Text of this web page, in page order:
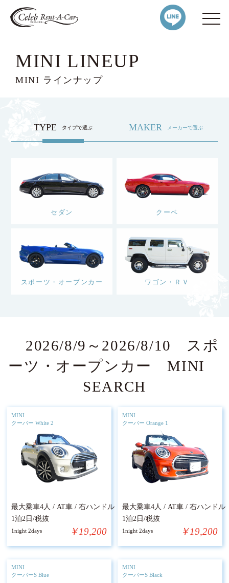
MINI LINEUP
MINI ラインナップ
TYPE タイプで選ぶ MAKER メーカーで選ぶ
セダン クーペ
スポーツ・オープンカー ワゴン・ＲＶ
2026/8/9～2026/8/10 スポ
ーツ・オープンカー MINI
SEARCH
MINI
クーパー White 2
最大乗車4人 / AT車 / 右ハンドル
1泊2日/税抜
1night 2days ￥19,200
MINI
クーパー Orange 1
最大乗車4人 / AT車 / 右ハンドル
1泊2日/税抜
1night 2days ￥19,200
MINI
クーパーS Blue
MINI
クーパーS Black